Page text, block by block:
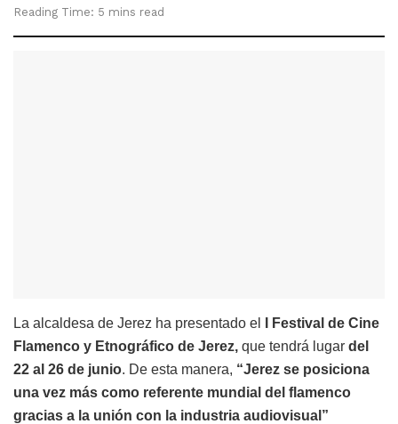
Reading Time: 5 mins read
La alcaldesa de Jerez ha presentado el
I Festival de Cine
Flamenco y Etnográfico de Jerez, que tendrá lugar del
22 al 26 de junio. De esta manera, “Jerez se posiciona
una vez más como referente mundial del flamenco
gracias a la unión con la industria audiovisual”